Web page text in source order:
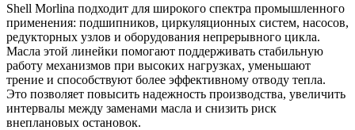
Shell Morlina подходит для широкого спектра промышленного
применения: подшипников, циркуляционных систем, насосов,
редукторных узлов и оборудования непрерывного цикла.
Масла этой линейки помогают поддерживать стабильную
работу механизмов при высоких нагрузках, уменьшают
трение и способствуют более эффективному отводу тепла.
Это позволяет повысить надежность производства, увеличить
интервалы между заменами масла и снизить риск
внеплановых остановок.